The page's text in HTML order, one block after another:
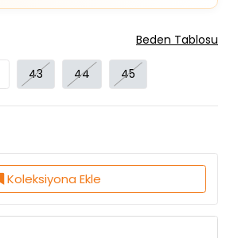
43 44 45
Beden Tablosu
Koleksiyona Ekle